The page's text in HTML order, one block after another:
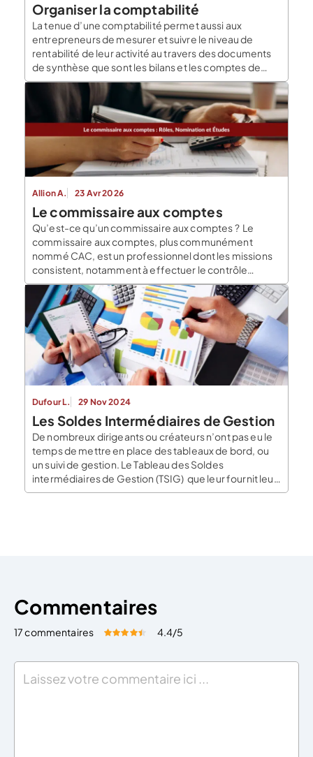
Organiser la comptabilité
La tenue d’une comptabilité permet aussi aux
entrepreneurs de mesurer et suivre le niveau de
rentabilité de leur activité au travers des documents
de synthèse que sont les bilans et les comptes de
résultats, mais aussi des indicateurs issus du suivi
comptable. Dans cet article, le Blog du Dirigeant vous
aide à comprendre comment organiser […]
Allion A. 23 Avr 2026
Le commissaire aux comptes
Qu’est-ce qu’un commissaire aux comptes ? Le
commissaire aux comptes, plus communément
nommé CAC, est un professionnel dont les missions
consistent, notamment à effectuer le contrôle
financier, juridique et comptable d’une société. Il
exerce ses missions en toute indépendance. Ce
professionnel permet de garantir une certaine
transparence des comptes de l’entreprise envers les
autres organismes […]
Dufour L. 29 Nov 2024
Les Soldes Intermédiaires de Gestion
De nombreux dirigeants ou créateurs n’ont pas eu le
temps de mettre en place des tableaux de bord, ou
un suivi de gestion. Le Tableau des Soldes
intermédiaires de Gestion (TSIG) que leur fournit leur
expert-comptable avec le bilan ou lors d’une situation
Commentaires
17 commentaires Évaluez cet article:
4.4/5